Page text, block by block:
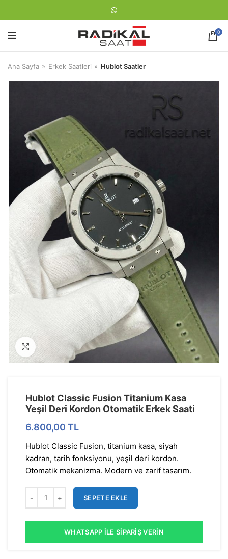
0
Ana Sayfa Erkek Saatleri Hublot Saatler
Görseli Büyütün
Hublot Classic Fusion Titanium Kasa
Yeşil Deri Kordon Otomatik Erkek Saati
6.800,00 TL
Hublot Classic Fusion, titanium kasa, siyah
kadran, tarih fonksiyonu, yeşil deri kordon.
Otomatik mekanizma. Modern ve zarif tasarım.
SEPETE EKLE
WHATSAPP İLE SIPARIŞ VERIN